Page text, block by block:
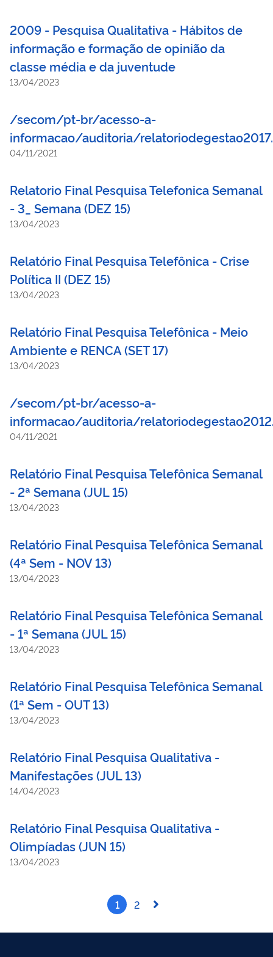
2009 - Pesquisa Qualitativa - Hábitos de
informação e formação de opinião da
classe média e da juventude
13/04/2023
/secom/pt-br/acesso-a-
informacao/auditoria/
04/11/2021
Relatorio Final Pesquisa Telefonica Semanal
- 3_ Semana (DEZ 15)
13/04/2023
Relatório Final Pesquisa Telefônica - Crise
Política II (DEZ 15)
13/04/2023
Relatório Final Pesquisa Telefônica - Meio
Ambiente e RENCA (SET 17)
13/04/2023
/secom/pt-br/acesso-a-
informacao/auditoria/
04/11/2021
Relatório Final Pesquisa Telefônica Semanal
- 2ª Semana (JUL 15)
13/04/2023
Relatório Final Pesquisa Telefônica Semanal
(4ª Sem - NOV 13)
13/04/2023
Relatório Final Pesquisa Telefônica Semanal
- 1ª Semana (JUL 15)
13/04/2023
Relatório Final Pesquisa Telefônica Semanal
(1ª Sem - OUT 13)
13/04/2023
Relatório Final Pesquisa Qualitativa -
Manifestações (JUL 13)
14/04/2023
Relatório Final Pesquisa Qualitativa -
Olimpíadas (JUN 15)
13/04/2023
1 2